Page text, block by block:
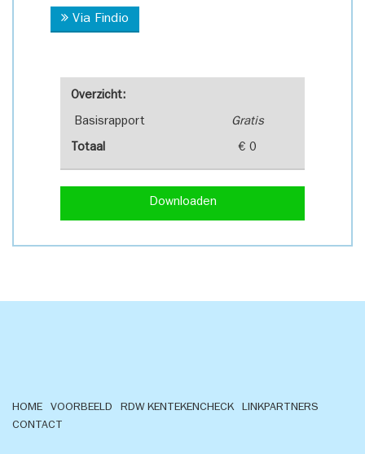
Overzicht:
Basisrapport Gratis
Totaal € 0
Downloaden
Via Findio
HOME VOORBEELD RDW KENTEKENCHECK
LINKPARTNERS
CONTACT